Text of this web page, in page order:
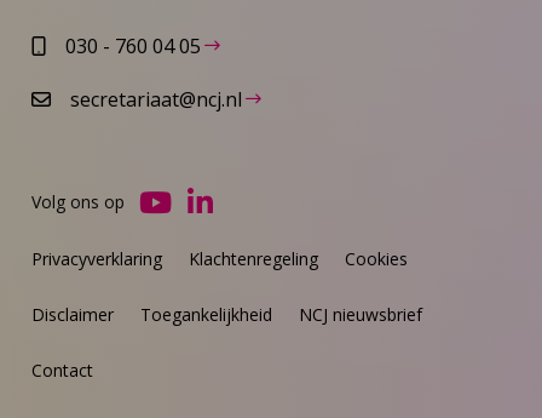
030 - 760 04 05
secretariaat@ncj.nl
Privacyverklaring Klachtenregeling Cookies
Disclaimer Toegankelijkheid NCJ nieuwsbrief
Contact
Volg ons op
Ga
YouTube
Ga
LinkedIn